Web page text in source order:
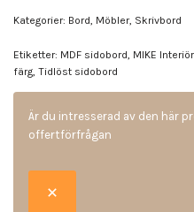
Kategorier: Bord Möbler, Skrivbord
Etiketter: MDF sidobord MIKE
färg Tidlöst sidobord
Är du intresserad av den här
offertförfrågan